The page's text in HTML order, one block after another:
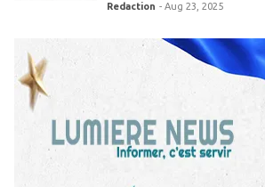
Redaction - Aug 23, 2025